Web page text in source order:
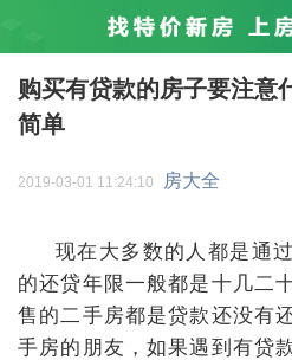
购买有贷款的房子要注意
简单
2019-03-01 11:24:10 房大全
现在大多数的人都是通
的还贷年限一般都是十几二
售的二手房都是贷款还没有
手房的朋友，如果遇到有贷